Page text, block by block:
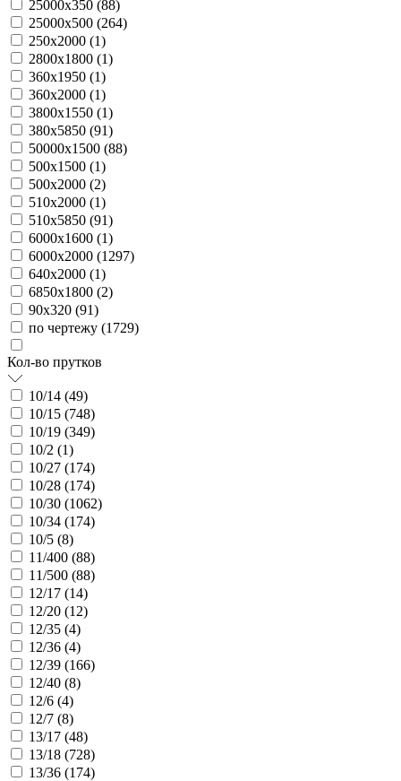
25000х350 (88)
25000х500 (264)
250х2000 (1)
2800х1800 (1)
360х1950 (1)
360х2000 (1)
3800х1550 (1)
380х5850 (91)
50000х1500 (88)
500х1500 (1)
500х2000 (2)
510х2000 (1)
510х5850 (91)
6000х1600 (1)
6000х2000 (1297)
640х2000 (1)
6850х1800 (2)
90х320 (91)
по чертежу (1729)
Кол-во прутков
10/14 (49)
10/15 (748)
10/19 (349)
10/2 (1)
10/27 (174)
10/28 (174)
10/30 (1062)
10/34 (174)
10/5 (8)
11/400 (88)
11/500 (88)
12/17 (14)
12/20 (12)
12/35 (4)
12/36 (4)
12/39 (166)
12/40 (8)
12/6 (4)
12/7 (8)
13/17 (48)
13/18 (728)
13/36 (174)